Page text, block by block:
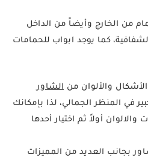
من الخارج وأيضاً من الداخل
كما يوجد ابواب للحمامات
والألوان من الشاور
في المنظر الجمالي، لذا بإمكانك
أولاً ثم اختيار أحدها
بجانب العديد من المميزات